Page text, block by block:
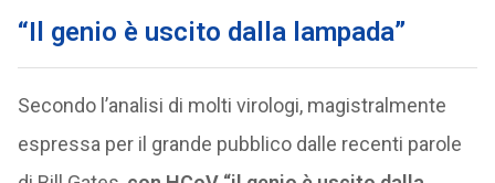
“Il genio è uscito dalla lampada”
Secondo l’analisi di molti virologi, magistralmente
espressa per il grande pubblico dalle recenti parole